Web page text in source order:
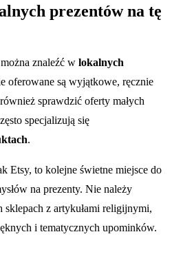
prezentów na tę
znaleźć w lokalnych
oferowane są wyjątkowe, ręcznie
sprawdzić oferty małych
specjalizują się
.
Etsy, to kolejne świetne miejsce do
na prezenty. Nie należy
sklepach z artykułami religijnymi,
i tematycznych upominków.